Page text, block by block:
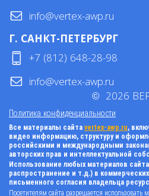
info@vertex-awp.ru
Г. САНКТ-ПЕТЕРБУРГ
+7 (812) 648-28-98
info@vertex-awp.ru
Политика конфиденциальности
© 2026
Все материалы сайта vertex-awp.ru,
видео информацию, структуру и
российскими и международными
авторских прав и интеллектуальной
Использование любых материалов
распространение и т.д.) в
письменного согласия владельца
Посетителям сайта разрешается использовать